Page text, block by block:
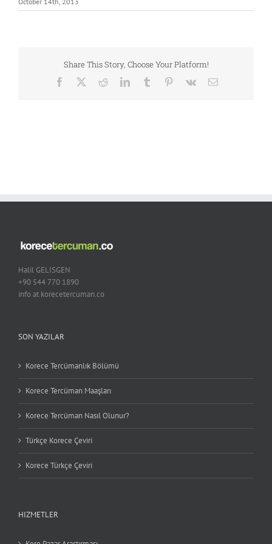
Share This Story, Choose Your Platform!
Facebook RedditLinkedInTumblr Pinterest
Vk Email
Halil GELISGEN
+90 544 770 1890
info at korecetercuman.co
SON YAZILAR
Korece Tercümanlık Bölümü
Korece Tercüman Maaşları
Korece Tercüman Nasıl Olunur?
Türkçe Korece Çeviri
Korece Türkçe Çeviri
HIZMETLER